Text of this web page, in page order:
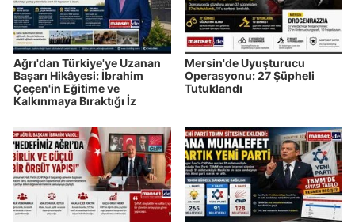
Ağrı'dan Türkiye'ye Uzanan
Başarı Hikâyesi: İbrahim
Çeçen'in Eğitime ve
Kalkınmaya Bıraktığı İz
Mersin'de Uyuşturucu
Operasyonu: 27 Şüpheli
Tutuklandı